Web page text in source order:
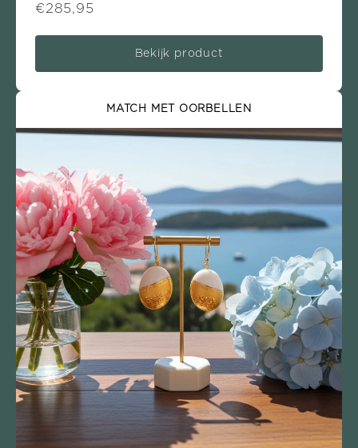
€285,95
Bekijk product
MATCH MET OORBELLEN